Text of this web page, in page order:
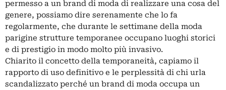
permesso a un brand di moda di realizzare una cosa del
genere, possiamo dire serenamente che lo fa
regolarmente, che durante le settimane della moda
parigine strutture temporanee occupano luoghi storici
e di prestigio in modo molto più invasivo.
Chiarito il concetto della temporaneità, capiamo il
rapporto di uso definitivo e le perplessità di chi urla
scandalizzato perché un brand di moda occupa un